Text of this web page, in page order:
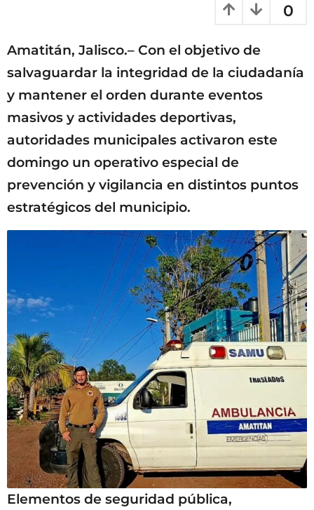
o
0
Amatitán, Jalisco.– Con el objetivo de
salvaguardar la integridad de la ciudadanía
y mantener el orden durante eventos
masivos y actividades deportivas,
autoridades municipales activaron este
domingo un operativo especial de
prevención y vigilancia en distintos puntos
estratégicos del municipio.
Elementos de seguridad pública,